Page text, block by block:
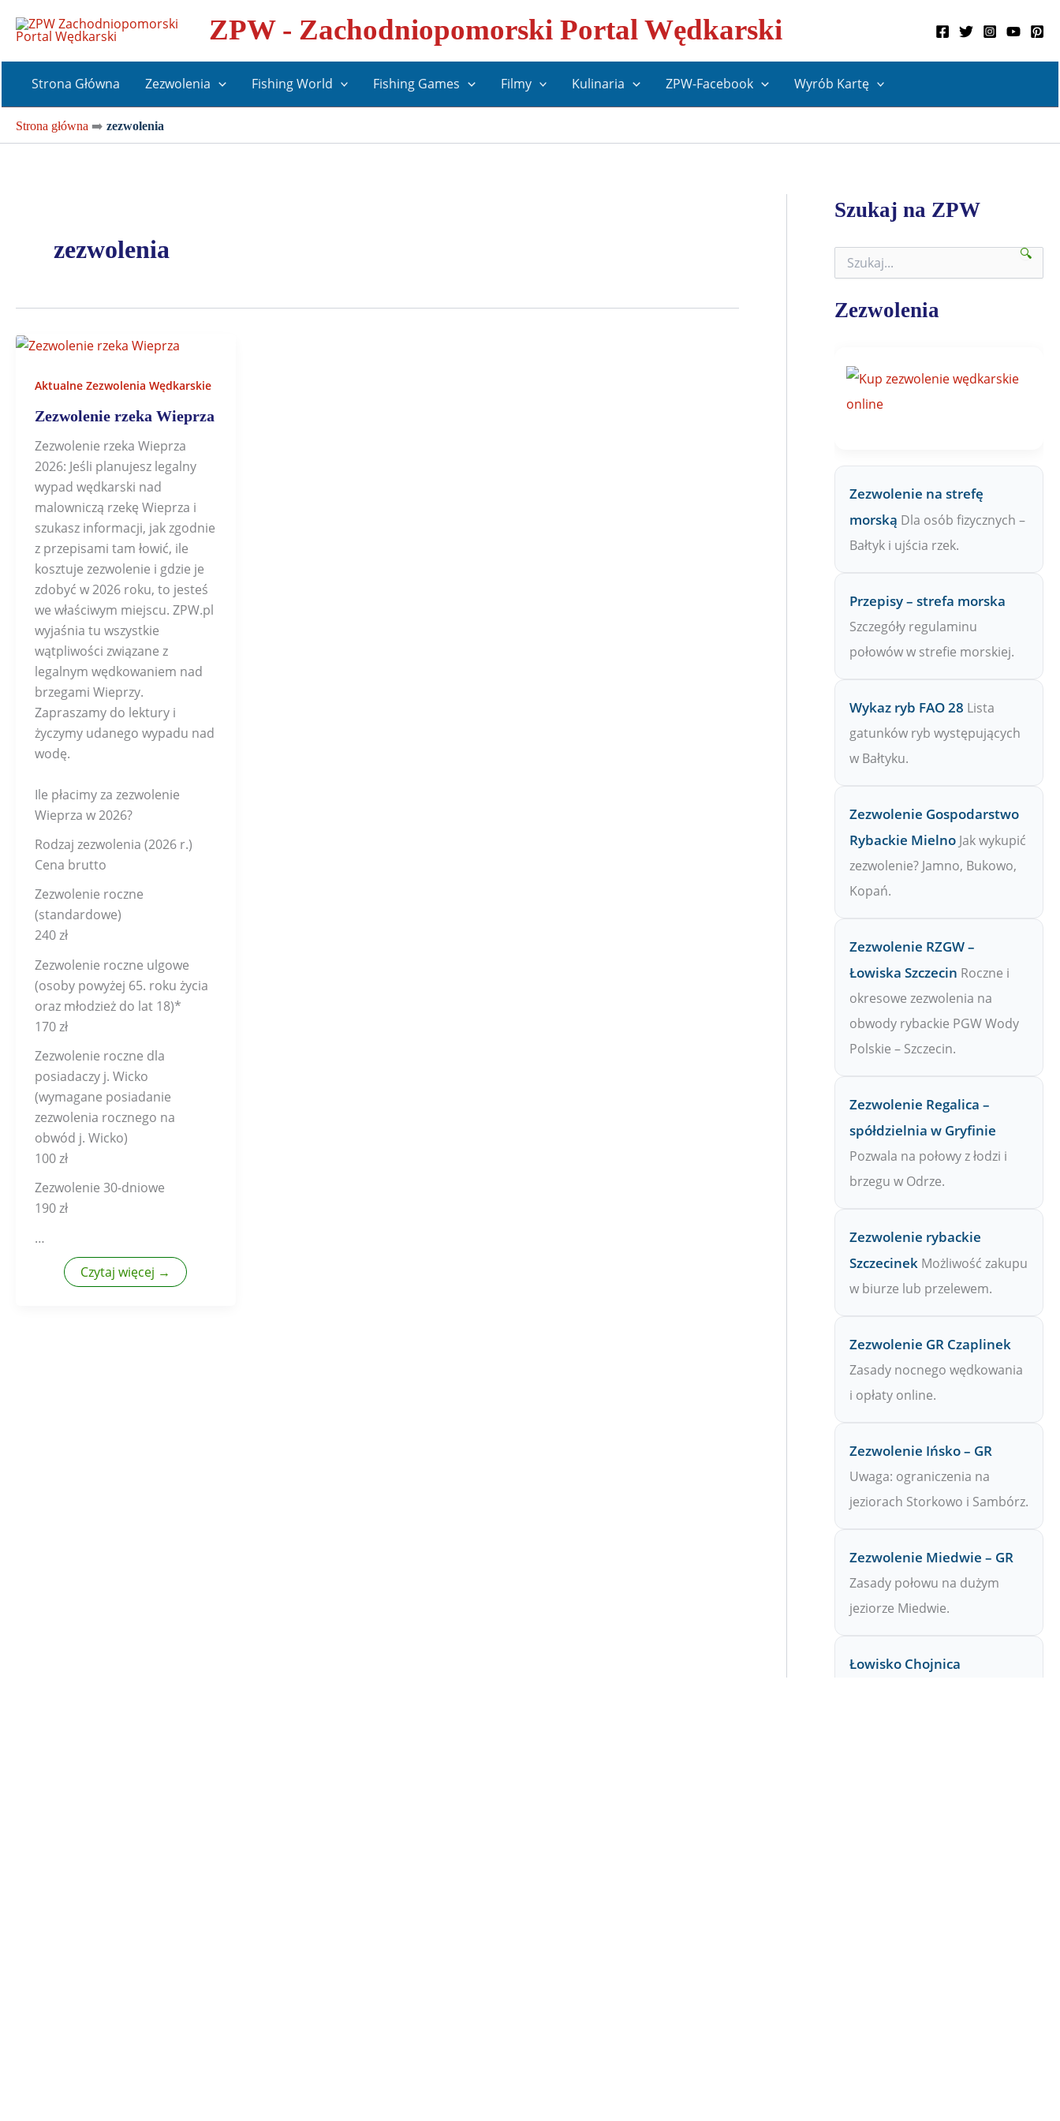
ZPW - Zachodniopomorski Portal Wędkarski
Strona Główna Zezwolenia Fishing World Fishing Games Filmy Kulinaria ZPW-Facebook Wyrób Kartę
Strona główna ➡️ zezwolenia
zezwolenia
Aktualne Zezwolenia Wędkarskie
Zezwolenie rzeka Wieprza
Zezwolenie rzeka Wieprza
2026: Jeśli planujesz legalny
wypad wędkarski nad
malowniczą rzekę Wieprza i
szukasz informacji, jak zgodnie
z przepisami tam łowić, ile
kosztuje zezwolenie i gdzie je
zdobyć w 2026 roku, to jesteś
we właściwym miejscu. ZPW.pl
wyjaśnia tu wszystkie
wątpliwości związane z
legalnym wędkowaniem nad
brzegami Wieprzy.
Zapraszamy do lektury i
życzymy udanego wypadu nad
wodę.
Ile płacimy za zezwolenie
Wieprza w 2026?
Rodzaj zezwolenia (2026 r.)
Cena brutto
Zezwolenie roczne
(standardowe)
240 zł
Zezwolenie roczne ulgowe
(osoby powyżej 65. roku życia
oraz młodzież do lat 18)*
170 zł
Zezwolenie roczne dla
posiadaczy j. Wicko
(wymagane posiadanie
zezwolenia rocznego na
obwód j. Wicko)
100 zł
Zezwolenie 30-dniowe
190 zł
…
Czytaj więcej →
Szukaj na ZPW
k
a
🔍
Zezwolenia
Zezwolenie na strefę
morską Dla osób fizycznych –
Bałtyk i ujścia rzek.
Przepisy – strefa morska
Szczegóły regulaminu
połowów w strefie morskiej.
Wykaz ryb FAO 28 Lista
gatunków ryb występujących
w Bałtyku.
Zezwolenie Gospodarstwo
Rybackie Mielno Jak wykupić
zezwolenie? Jamno, Bukowo,
Kopań.
Zezwolenie RZGW –
Łowiska Szczecin Roczne i
okresowe zezwolenia na
obwody rybackie PGW Wody
Polskie – Szczecin.
Zezwolenie Regalica –
spółdzielnia w Gryfinie
Pozwala na połowy z łodzi i
brzegu w Odrze.
Zezwolenie rybackie
Szczecinek Możliwość zakupu
w biurze lub przelewem.
Zezwolenie GR Czaplinek
Zasady nocnego wędkowania
i opłaty online.
Zezwolenie Ińsko – GR
Uwaga: ograniczenia na
jeziorach Storkowo i Sambórz.
Zezwolenie Miedwie – GR
Zasady połowu na dużym
jeziorze Miedwie.
Łowisko Chojnica